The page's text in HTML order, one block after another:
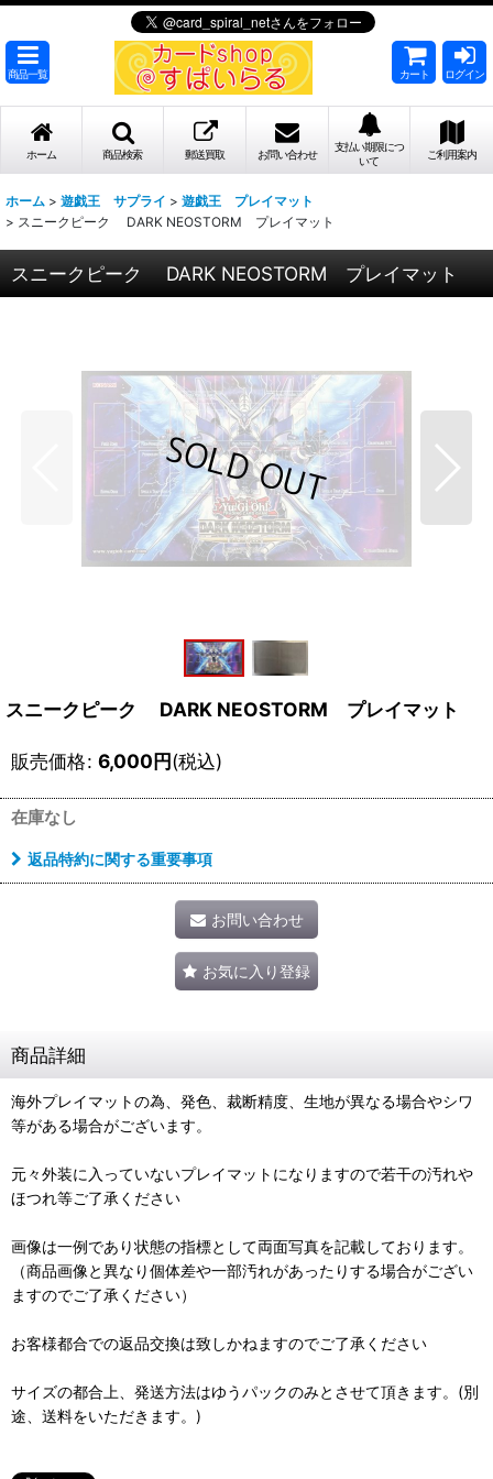
商品一覧 カート ログイン
ホーム 商品検索 郵送買取 お問い合わせ
支払い期限につ
いて
ご利用案内
ホーム > 遊戯王 サプライ > 遊戯王 プレイマット
> スニークピーク DARK NEOSTORM プレイマット
スニークピーク DARK NEOSTORM プレイマット
スニークピーク DARK NEOSTORM プレイマット
販売価格: 6,000円(税込)
在庫なし
返品特約に関する重要事項
お問い合わせ
お気に入り登録
商品詳細
海外プレイマットの為、発色、裁断精度、生地が異なる場合やシワ
等がある場合がございます。
元々外装に入っていないプレイマットになりますので若干の汚れや
ほつれ等ご了承ください
画像は一例であり状態の指標として両面写真を記載しております。
（商品画像と異なり個体差や一部汚れがあったりする場合がござい
ますのでご了承ください）
お客様都合での返品交換は致しかねますのでご了承ください
サイズの都合上、発送方法はゆうパックのみとさせて頂きます。(別
途、送料をいただきます。)